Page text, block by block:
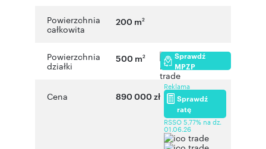
Powierzchnia
całkowita
200 m2
Powierzchnia
działki
500 m2
Sprawdź
MPZP
Cena 890 000 zł
Reklama
Sprawdź
ratę
RSSO 5,77% na dz.
01.06.26